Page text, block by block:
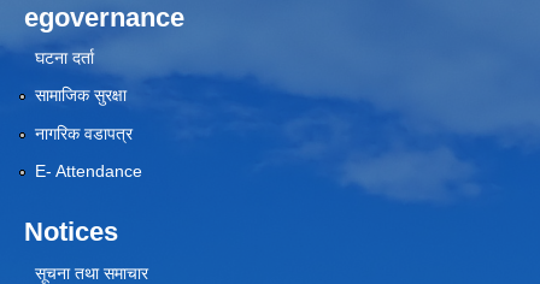
egovernance
घटना दर्ता
सामाजिक सुरक्षा
नागरिक वडापत्र
E- Attendance
Notices
सूचना तथा समाचार